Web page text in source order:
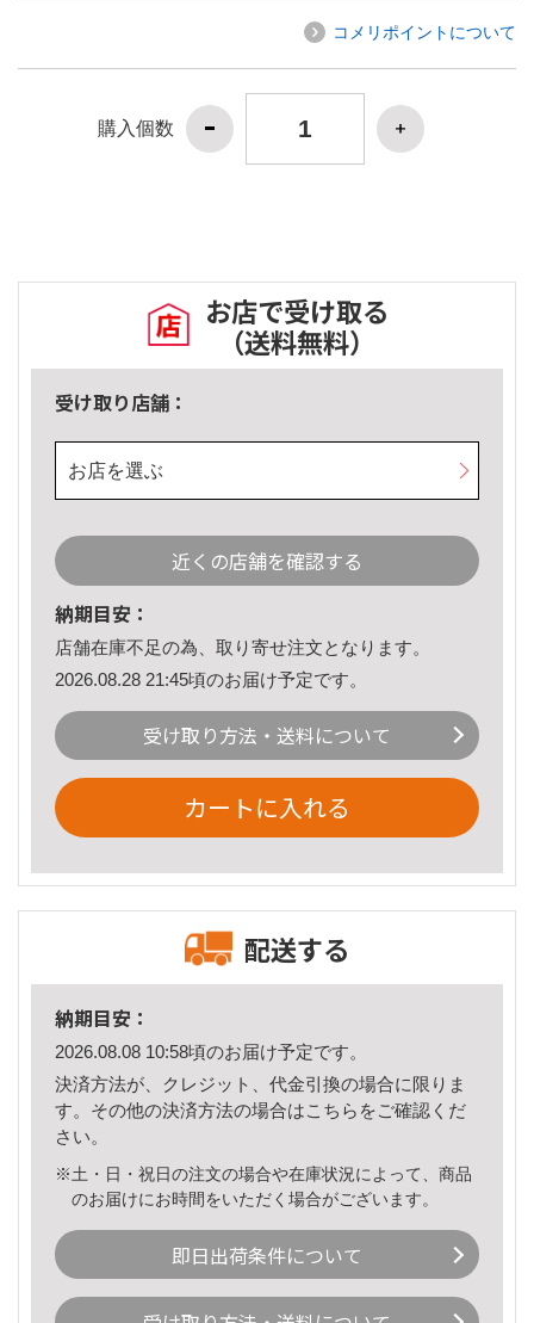
コメリポイントについて
購入個数
お店で受け取る
（送料無料）
受け取り店舗：
お店を選ぶ
近くの店舗を確認する
納期目安：
店舗在庫不足の為、取り寄せ注文となります。
2026.08.28 21:45頃のお届け予定です。
受け取り方法・送料について
カートに入れる
配送する
納期目安：
2026.08.08 10:58頃のお届け予定です。
決済方法が、クレジット、代金引換の場合に限りま
す。その他の決済方法の場合はこちら をご確認くだ
さい。
※土・日・祝日の注文の場合や在庫状況によって、商品
のお届けにお時間をいただく場合がございます。
即日出荷条件について